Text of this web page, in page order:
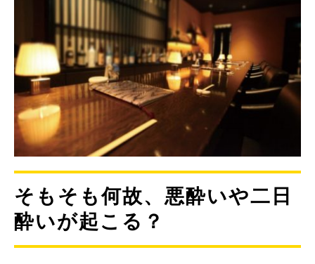
そもそも何故、悪酔いや二日
酔いが起こる？